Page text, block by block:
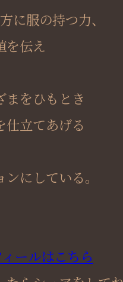
に服の持つ力、
を伝え
まをひもとき
仕立てあげる
にしている。
ールはこちら